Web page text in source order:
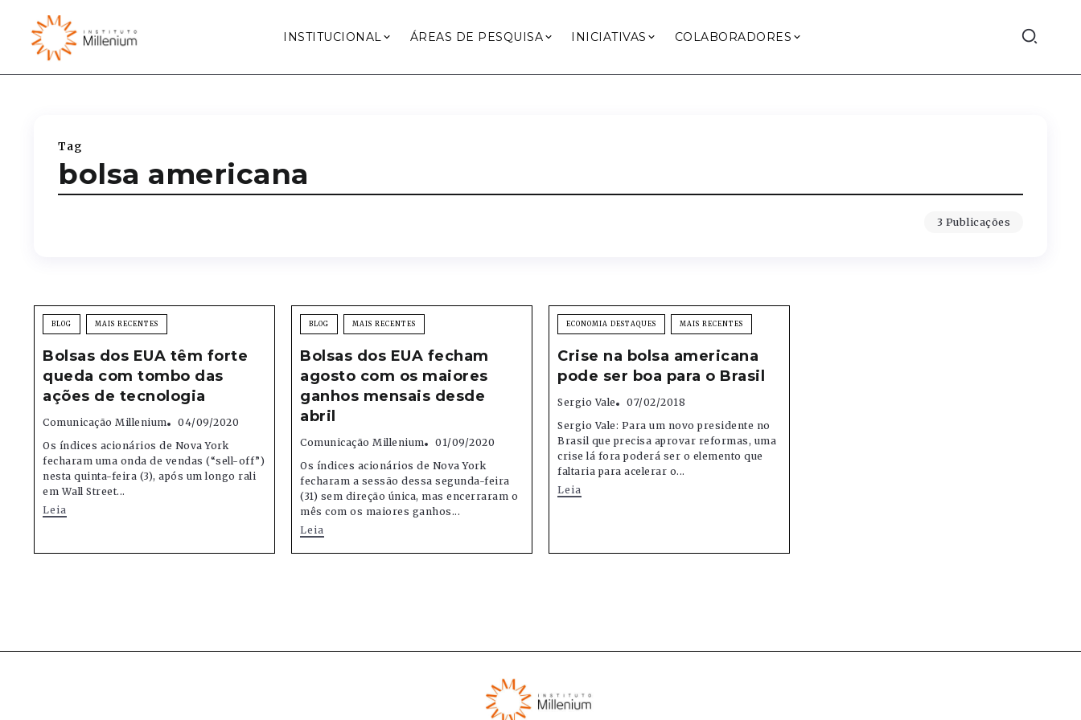
INSTITUCIONAL ÁREAS DE PESQUISA INICIATIVAS COLABORADORES
Tag
bolsa americana
3 Publicações
BLOG MAIS RECENTES
Bolsas dos EUA têm forte
queda com tombo das
ações de tecnologia
Comunicação Millenium
04/09/2020
Os índices acionários de Nova York
fecharam uma onda de vendas (“sell-off”)
nesta quinta-feira (3), após um longo rali
em Wall Street...
Leia
BLOG MAIS RECENTES
Bolsas dos EUA fecham
agosto com os maiores
ganhos mensais desde
abril
Comunicação Millenium
01/09/2020
Os índices acionários de Nova York
fecharam a sessão dessa segunda-feira
(31) sem direção única, mas encerraram o
mês com os maiores ganhos...
Leia
ECONOMIA DESTAQUES MAIS RECENTES
Crise na bolsa americana
pode ser boa para o Brasil
Sergio Vale
07/02/2018
Sergio Vale: Para um novo presidente no
Brasil que precisa aprovar reformas, uma
crise lá fora poderá ser o elemento que
faltaria para acelerar o...
Leia